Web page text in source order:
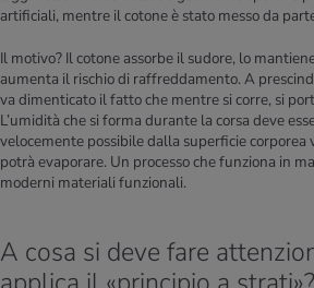
artificiali, mentre il cotone è stato messo da
Il motivo? Il cotone assorbe il sudore, lo
aumenta il rischio di raffreddamento. A
va dimenticato il fatto che mentre si corre, si
L’umidità che si forma durante la corsa deve
velocemente possibile dalla superficie corporea
potrà evaporare. Un processo che funziona in
moderni materiali funzionali.
A cosa si deve fare